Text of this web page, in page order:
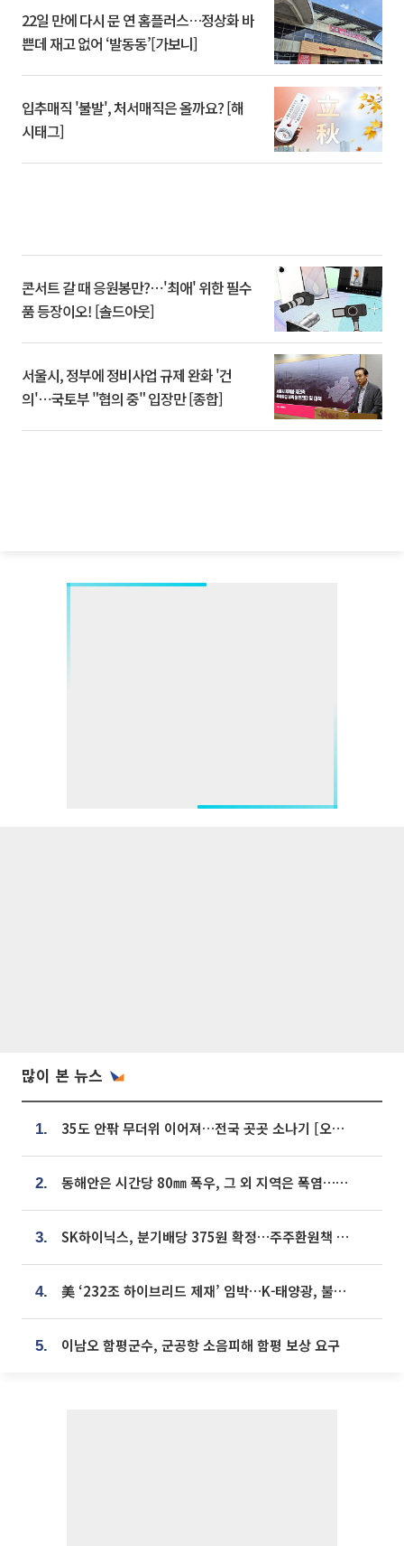
22일 만에 다시 문 연 홈플러스…정상화 바
쁜데 재고 없어 ‘발동동’[가보니]
입추매직 '불발', 처서매직은 올까요? [해
시태그]
콘서트 갈 때 응원봉만?⋯'최애' 위한 필수
품 등장이오! [솔드아웃]
서울시, 정부에 정비사업 규제 완화 '건
의'⋯국토부 "협의 중" 입장만 [종합]
많이 본 뉴스
1. 35도 안팎 무더위 이어져…전국 곳곳 소나기 [오늘 날씨]
2. 동해안은 시간당 80㎜ 폭우, 그 외 지역은 폭염…‘극과 극 날씨’
3. SK하이닉스, 분기배당 375원 확정…주주환원책 9월로 앞당겨 발표
4. 美 ‘232조 하이브리드 제재’ 임박…K-태양광, 불확실성 털고 날개 다나
5. 이남오 함평군수, 군공항 소음피해 함평 보상 요구